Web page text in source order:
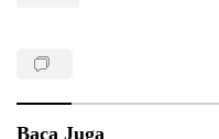
Baca Juga